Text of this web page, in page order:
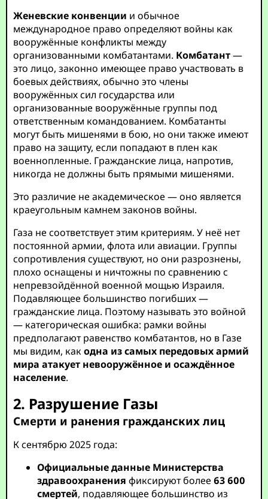
Женевские конвенции и обычное
международное право определяют войны как
вооружённые конфликты между
организованными комбатантами. Комбатант—
это лицо, законно имеющее право участвовать в
боевых действиях, обычно это члены
вооружённых сил государства или
организованные вооружённые группы под
ответственным командованием. Комбатанты
могут быть мишенями в бою, но они также имеют
право на защиту, если попадают в плен как
военнопленные. Гражданские лица, напротив,
никогда не должны быть прямыми мишенями.
Это различие не академическое — оно является
краеугольным камнем законов войны.
Газа не соответствует этим критериям. У неё нет
постоянной армии, флота или авиации. Группы
сопротивления существуют, но они разрознены,
плохо оснащены и ничтожны по сравнению с
непревзойдённой военной мощью Израиля.
Подавляющее большинство погибших —
гражданские лица. Поэтому называть это войной
— категорическая ошибка: рамки войны
предполагают равенство комбатантов, но в Газе
мы видим, какодна из самых передовых армий
мира атакует невооружённое и осаждённое
население.
2. Разрушение Газы
Смерти и ранения гражданских лиц
К сентябрю 2025 года:
Официальные данные Министерства
здравоохранения фиксируют более63 600
смертей, подавляющее большинство из